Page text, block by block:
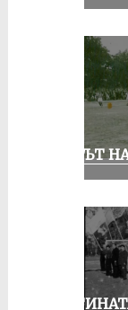
ВЕКЪТ